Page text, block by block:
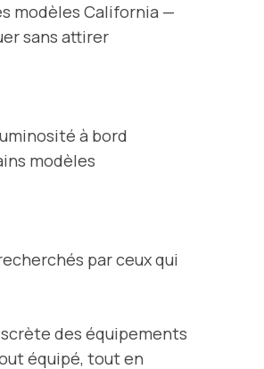
modèles California —
sans attirer
à bord
modèles
par ceux qui
des équipements
équipé, tout en